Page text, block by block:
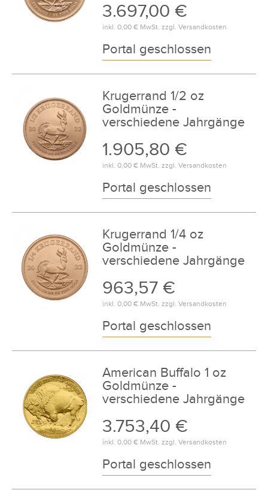
3.697,00 €
inkl. 0,00 €MwSt. zzgl. Versandkosten
Portal geschlossen
Krugerrand 1/2 oz
Goldmünze -
verschiedene Jahrgänge
1.905,80 €
inkl. 0,00 €MwSt. zzgl. Versandkosten
Portal geschlossen
Krugerrand 1/4 oz
Goldmünze -
verschiedene Jahrgänge
963,57 €
inkl. 0,00 €MwSt. zzgl. Versandkosten
Portal geschlossen
American Buffalo 1 oz
Goldmünze -
verschiedene Jahrgänge
3.753,40 €
inkl. 0,00 €MwSt. zzgl. Versandkosten
Portal geschlossen